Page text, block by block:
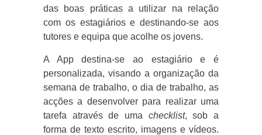
das boas práticas a utilizar na relação
com os estagiários e destinando-se aos
tutores e equipa que acolhe os jovens.
A App destina-se ao estagiário e é
personalizada, visando a organização da
semana de trabalho, o dia de trabalho, as
acções a desenvolver para realizar uma
tarefa através de uma checklist, sob a
forma de texto escrito, imagens e vídeos.